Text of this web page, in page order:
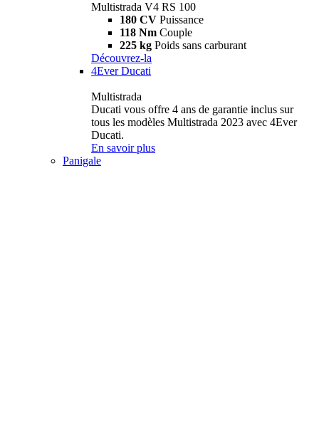
Multistrada V4 RS 100
180 CV Puissance
118 Nm Couple
225 kg Poids sans carburant
Découvrez-la
4Ever Ducati
Multistrada
Ducati vous offre 4 ans de garantie inclus sur
tous les modèles Multistrada 2023 avec 4Ever
Ducati.
En savoir plus
Panigale